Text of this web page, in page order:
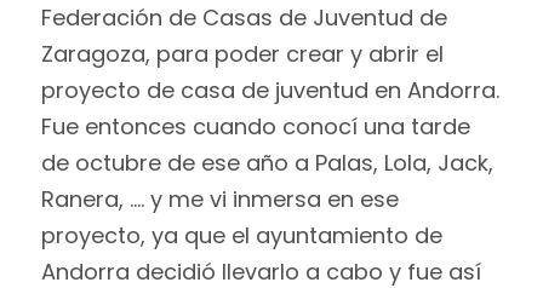
Federación de Casas de Juventud de
Zaragoza, para poder crear y abrir el
proyecto de casa de juventud en Andorra.
Fue entonces cuando conocí una tarde
de octubre de ese año a Palas, Lola, Jack,
Ranera, …. y me vi inmersa en ese
proyecto, ya que el ayuntamiento de
Andorra decidió llevarlo a cabo y fue así